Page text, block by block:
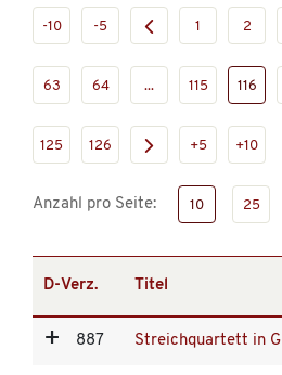
-10 -5 1 2
63 64 ... 115 116
125 126 +5 +10
Anzahl pro Seite: 10 25
D-Verz. Titel
887 Streichquartett in G